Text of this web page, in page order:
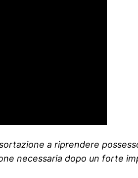
a riprendere
necessaria dopo un forte